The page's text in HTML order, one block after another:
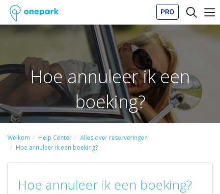
PRO
Hoe annuleer ik een
boeking?
Welkom Help Center
Alles over reserveringen
Hoe annuleer ik een boeking?
Hoe annuleer ik een boeking?